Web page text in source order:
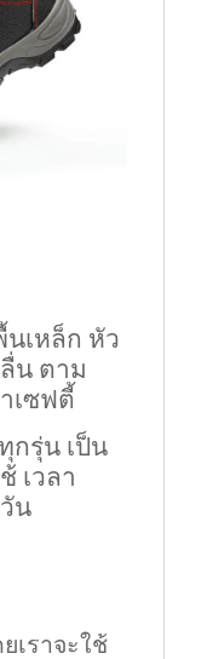
เหล็ก หัว
น ตาม
เซฟตี้
กรุ่น เป็น
เวลา
น
เราจะใช้